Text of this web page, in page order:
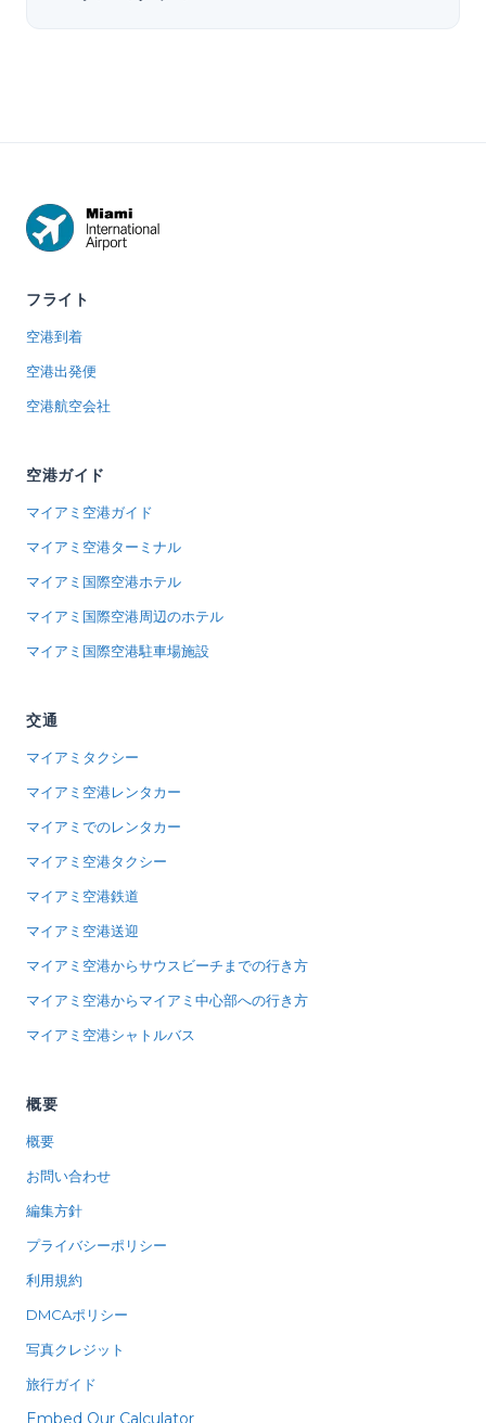
フライト
空港到着
空港出発便
空港航空会社
空港ガイド
マイアミ空港ガイド
マイアミ空港ターミナル
マイアミ国際空港ホテル
マイアミ国際空港周辺のホテル
マイアミ国際空港駐車場施設
交通
マイアミタクシー
マイアミ空港レンタカー
マイアミでのレンタカー
マイアミ空港タクシー
マイアミ空港鉄道
マイアミ空港送迎
マイアミ空港からサウスビーチまでの行き方
マイアミ空港からマイアミ中心部への行き方
マイアミ空港シャトルバス
概要
概要
お問い合わせ
編集方針
プライバシーポリシー
利用規約
DMCAポリシー
写真クレジット
旅行ガイド
Embed Our Calculator